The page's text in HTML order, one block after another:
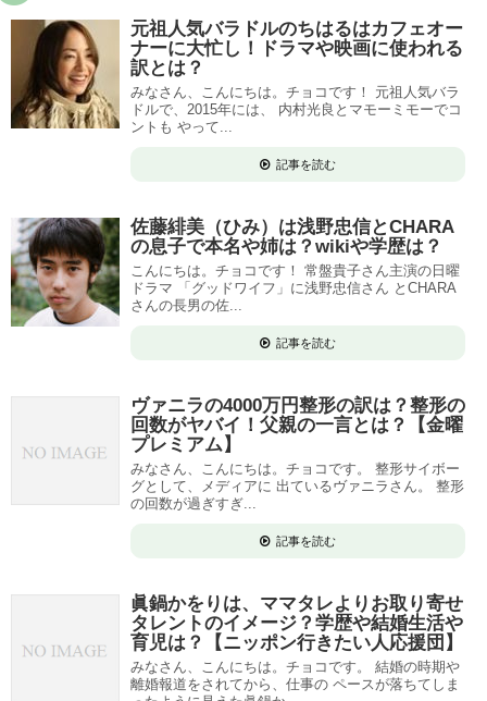
元祖人気バラドルのちはるはカフェオー
ナーに大忙し！ドラマや映画に使われる
訳とは？
みなさん、こんにちは。チョコです！ 元祖人気バラ
ドルで、2015年には、 内村光良とマモーミモーでコ
ントも やって...
記事を読む
佐藤緋美（ひみ）は浅野忠信とCHARA
の息子で本名や姉は？wikiや学歴は？
こんにちは。チョコです！ 常盤貴子さん主演の日曜
ドラマ 「グッドワイフ」に浅野忠信さん とCHARA
さんの長男の佐...
記事を読む
ヴァニラの4000万円整形の訳は？整形の
回数がヤバイ！父親の一言とは？【金曜
プレミアム】
みなさん、こんにちは。チョコです。 整形サイボー
グとして、メディアに 出ているヴァニラさん。 整形
の回数が過ぎすぎ...
記事を読む
眞鍋かをりは、ママタレよりお取り寄せ
タレントのイメージ？学歴や結婚生活や
育児は？【ニッポン行きたい人応援団】
みなさん、こんにちは。チョコです。 結婚の時期や
離婚報道をされてから、仕事の ペースが落ちてしま